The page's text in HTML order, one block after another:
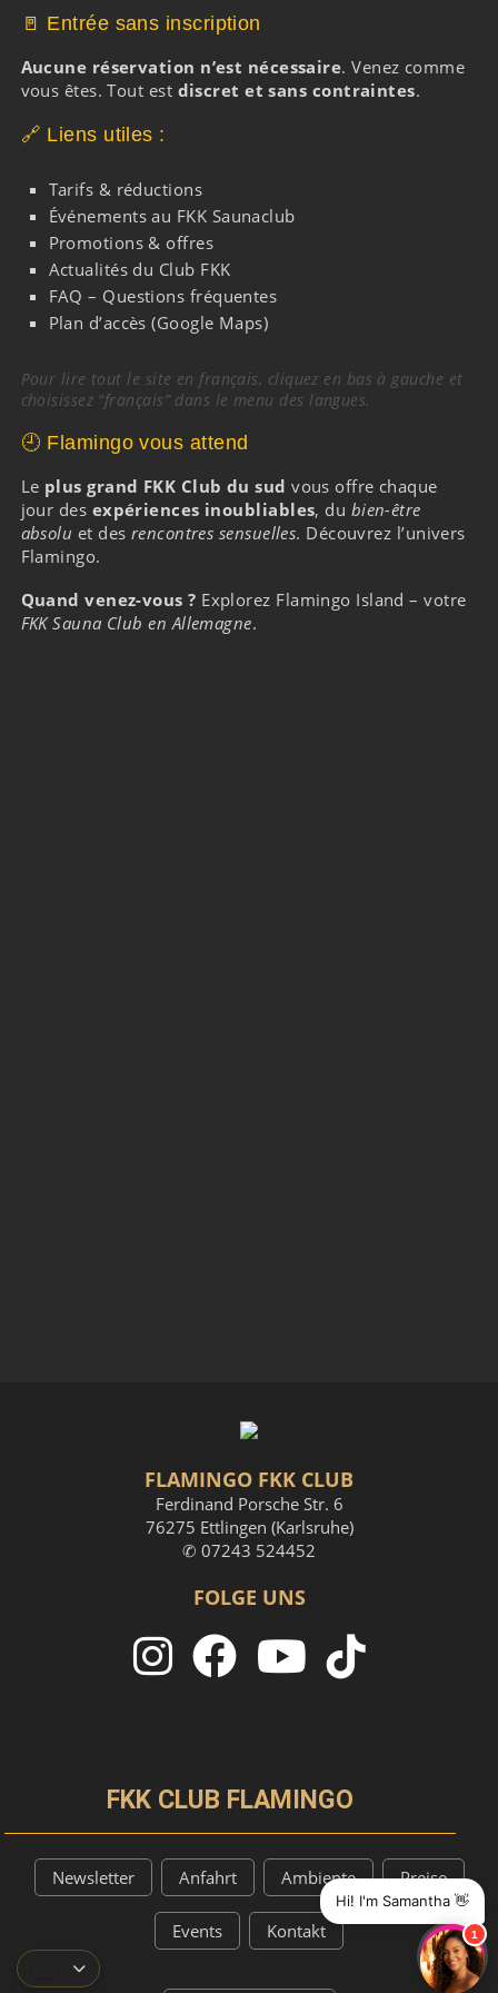
🚪 Entrée sans inscription
Aucune réservation n’est nécessaire. Venez comme
vous êtes. Tout est discret et sans contraintes.
🔗 Liens utiles :
Tarifs & réductions
Événements au FKK Saunaclub
Promotions & offres
Actualités du Club FKK
FAQ – Questions fréquentes
Plan d’accès (Google Maps)
Pour lire tout le site en français, cliquez en bas à gauche et
choisissez “français” dans le menu des langues.
🕘 Flamingo vous attend
Le plus grand FKK Club du sud vous offre chaque
jour des expériences inoubliables, du bien-être
absolu et des rencontres sensuelles. Découvrez l’univers
Flamingo.
Quand venez-vous ? Explorez Flamingo Island – votre
FKK Sauna Club en Allemagne.
FLAMINGO FKK CLUB
Ferdinand Porsche Str. 6
76275 Ettlingen (Karlsruhe)
✆ 07243 524452
FOLGE UNS
FKK CLUB FLAMINGO
Newsletter Anfahrt Ambiente Preise
Events Kontakt
Hi! I'm Samantha 👋
1